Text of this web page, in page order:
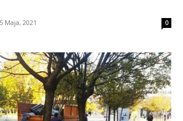
5 Maja, 2021 0